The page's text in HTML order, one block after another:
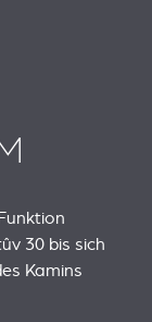
30 bis sich
Kamins